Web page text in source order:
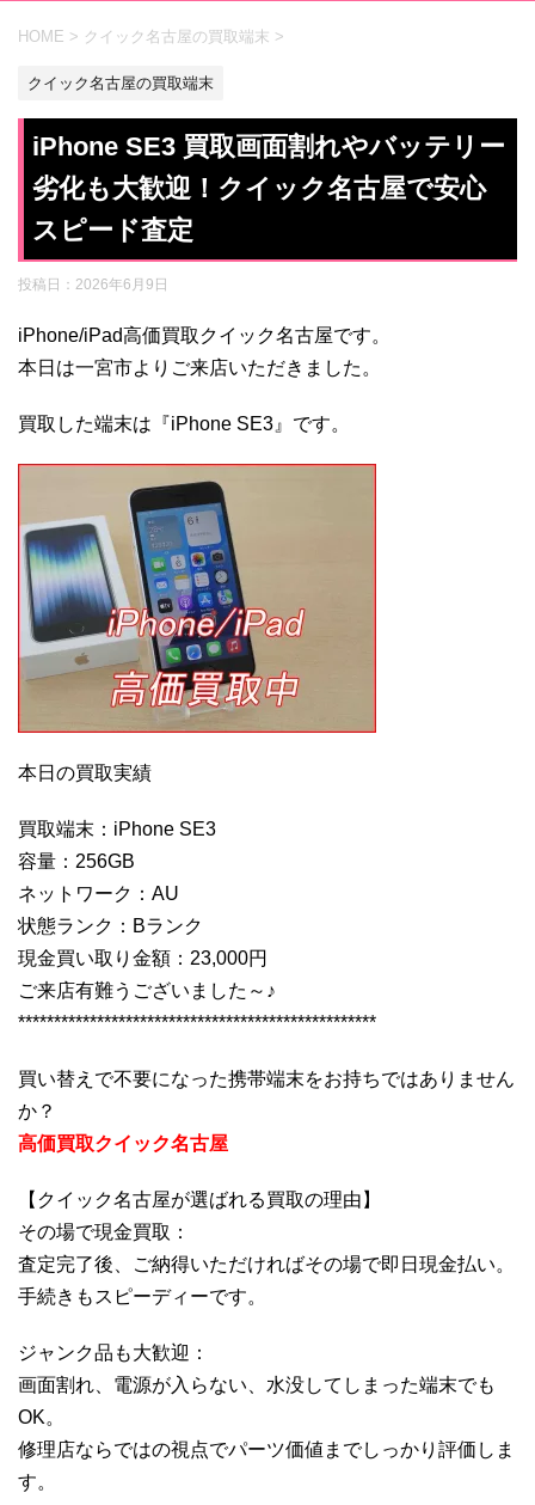
HOME > クイック名古屋の買取端末 >
クイック名古屋の買取端末
iPhone SE3 買取画面割れやバッテリー
劣化も大歓迎！クイック名古屋で安心
スピード査定
投稿日： 2026年6月9日
iPhone/iPad高価買取クイック名古屋です。
本日は一宮市よりご来店いただきました。
買取した端末は『iPhone SE3』です。
本日の買取実績
買取端末：iPhone SE3
容量：256GB
ネットワーク：AU
状態ランク：Bランク
現金買い取り金額：23,000円
ご来店有難うございました～♪
**************************************************
買い替えで不要になった携帯端末をお持ちではありません
か？
高価買取クイック名古屋
【クイック名古屋が選ばれる買取の理由】
その場で現金買取：
査定完了後、ご納得いただければその場で即日現金払い。
手続きもスピーディーです。
ジャンク品も大歓迎：
画面割れ、電源が入らない、水没してしまった端末でも
OK。
修理店ならではの視点でパーツ価値までしっかり評価しま
す。